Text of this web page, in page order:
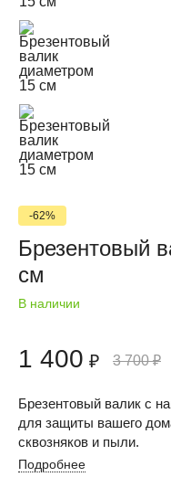
-62%
Брезентовый
см
В наличии
1 400 ₽ 3 700₽
Брезентовый валик с
для защиты вашего
сквозняков и пыли.
Подробнее